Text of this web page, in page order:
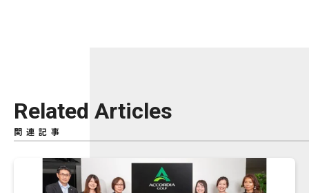
Related Articles
関連記事